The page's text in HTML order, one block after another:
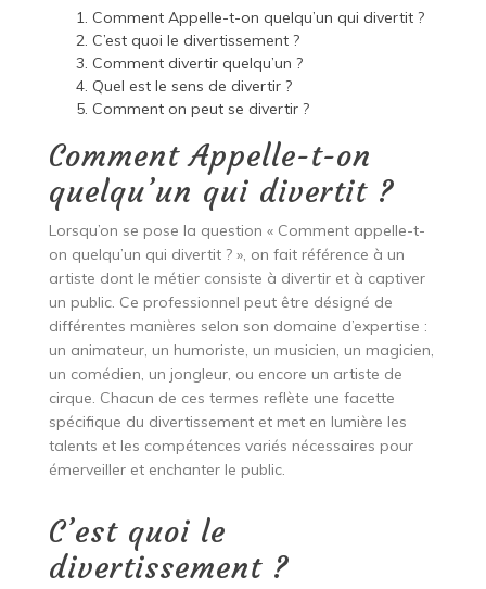
Comment Appelle-t-on quelqu’un qui divertit ?
C’est quoi le divertissement ?
Comment divertir quelqu’un ?
Quel est le sens de divertir ?
Comment on peut se divertir ?
Comment Appelle-t-on
quelqu’un qui divertit ?
Lorsqu’on se pose la question « Comment appelle-t-
on quelqu’un qui divertit ? », on fait référence à un
artiste dont le métier consiste à divertir et à captiver
un public. Ce professionnel peut être désigné de
différentes manières selon son domaine d’expertise :
un animateur, un humoriste, un musicien, un magicien,
un comédien, un jongleur, ou encore un artiste de
cirque. Chacun de ces termes reflète une facette
spécifique du divertissement et met en lumière les
talents et les compétences variés nécessaires pour
émerveiller et enchanter le public.
C’est quoi le
divertissement ?